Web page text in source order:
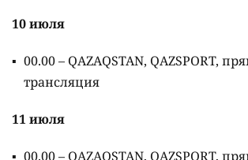
10 июля
00.00 – QAZAQSTAN, QAZSPORT,
трансляция
11 июля
00.00 – QAZAQSTAN, QAZSPORT,